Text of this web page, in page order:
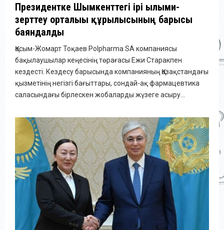
Президентке Шымкенттегі ірі ғылыми-
зерттеу орталығы құрылысының барысы
баяндалды
Қасым-Жомарт Тоқаев Polpharma SA компаниясы
бақылаушылар кеңесінің төрағасы Ежи Старакпен
кездесті. Кездесу барысында компанияның Қазақстандағы
қызметінің негізгі бағыттары, сондай-ақ фармацевтика
саласындағы бірлескен жобаларды жүзеге асыру...